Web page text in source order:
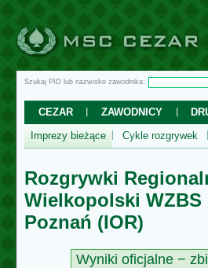
Szukaj PID lub nazwisko zawodnika:
CEZAR ZAWODNICY
Imprezy bieżące
Cykle rozgrywek
Rozgrywki
Wielkopolski WZBS
Poznań (IOR)
Wyniki oficjalne −